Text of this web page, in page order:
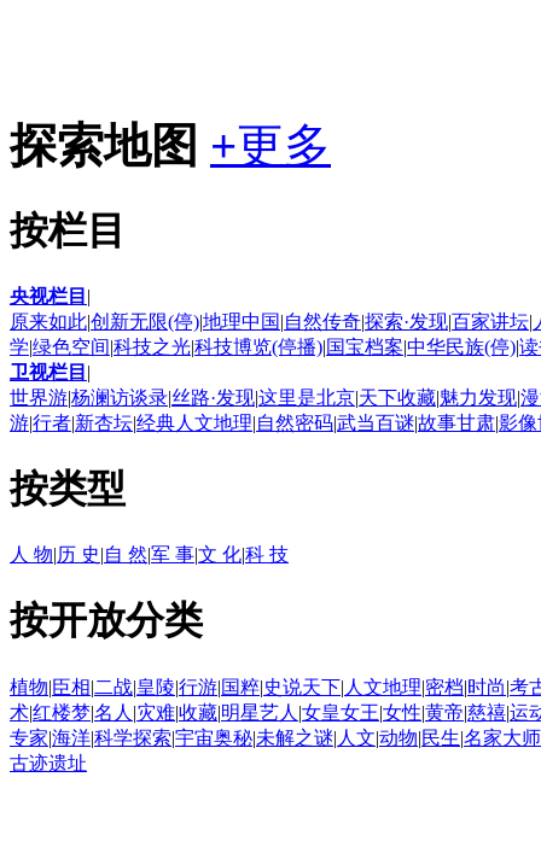
探索地图 +更多
按栏目
央视栏目 |
原来如此|创新无限(停)|地理中国|自然传奇|探索·发现|百家讲坛|
学|绿色空间|科技之光|科技博览(停播)|国宝档案|中华民族(停)|
卫视栏目 |
世界游|杨澜访谈录|丝路·发现|这里是北京|天下收藏|魅力发现|
游|行者|新杏坛|经典人文地理|自然密码|武当百谜|故事甘肃|影
按类型
人 物|历 史|自 然|军 事|文 化|科 技
按开放分类
植物|臣相|二战|皇陵|行游|国粹|史说天下| 人文地理|密档|时尚|考
术|红楼梦|名人 |灾难|收藏|明星艺人 |女皇女王|女性|黄帝|慈禧|运
专家|海洋|科学探索|宇宙奥秘|未解之谜| 人文|动物|民生|名家大师
古迹遗址